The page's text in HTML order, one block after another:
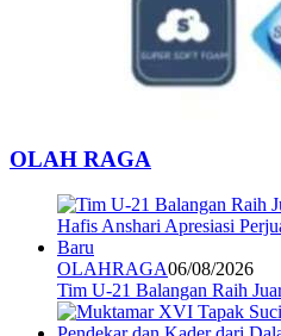
OLAH RAGA
OLAHRAGA06/08/2026
Tim U-21 Balangan Raih